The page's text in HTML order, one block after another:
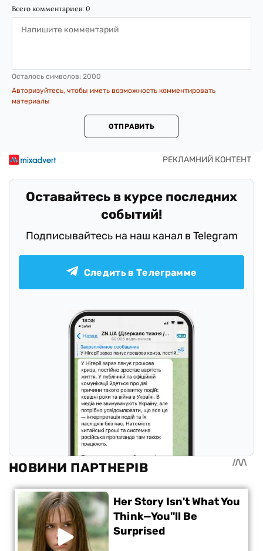
Всего комментариев: 0
Осталось символов: 2000
Авторизуйтесь, чтобы иметь возможность комментировать
материалы
ОТПРАВИТЬ
Оставайтесь в курсе последних
событий!
Подписывайтесь на наш канал в Telegram
Следить в Телеграмме